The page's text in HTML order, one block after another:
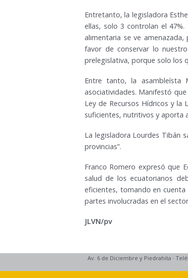
Entretanto, la legisladora
ellas, solo 3 controlan el
alimentaria se ve
favor de conservar lo
prelegislativa, porque solo los
Entre tanto, la asambleísta
asociatividades. Manifestó
Ley de Recursos Hídricos y la
suficientes, nutritivos y aporta
La legisladora Lourdes Tibán
provincias”.
Franco Romero expresó que
salud de los ecuatorianos
eficientes, tomando en
partes involucradas en el
JLVN/pv
Av. 6 de Diciembre y Piedrahita ·